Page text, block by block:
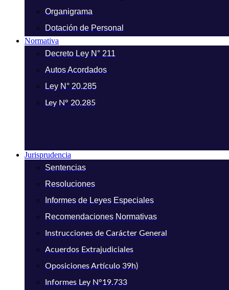
Organigrama
Dotación de Personal
Normativa
Decreto Ley N° 211
Autos Acordados
Ley N° 20.285
Ley N° 20.285
Jurisprudencia
Sentencias
Resoluciones
Informes de Leyes Especiales
Recomendaciones Normativas
Instrucciones de Carácter General
Acuerdos Extrajudiciales
Oposiciones Artículo 39h)
Informes Ley N°19.733